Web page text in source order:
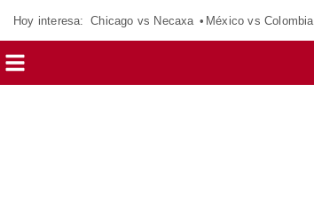
Hoy interesa: Chicago vs Necaxa México vs Colombia